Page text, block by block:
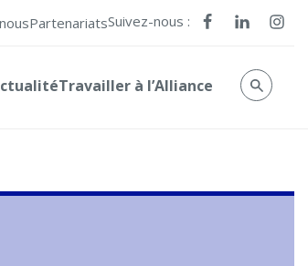
PartenariatsSuivez-nous :
Travailler à l’Alliance